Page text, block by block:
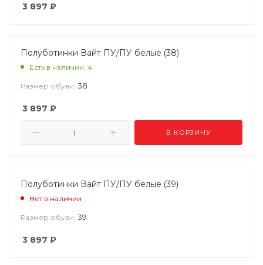
3 897 ₽
Полуботинки Вайт ПУ/ПУ белые (38)
Есть в наличии: 4
Размер обуви: 38
3 897 ₽
В КОРЗИНУ
Полуботинки Вайт ПУ/ПУ белые (39)
Нет в наличии
Размер обуви: 39
3 897 ₽